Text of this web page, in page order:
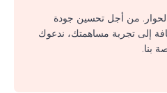
من أجل تحسين جودة
إلى تجربة مساهمتك، ندعوك
بنا.